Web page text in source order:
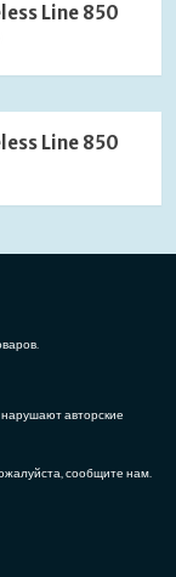
Line 850
Line 850
авторские
сообщите нам.